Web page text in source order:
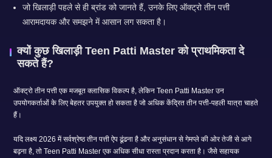
जो खिलाड़ी पहले से ही ब्रांड को जानते हैं, उनके लिए ऑक्ट्रो तीन पत्ती
आरामदायक और समझने में आसान लग सकता है।
क्यों कुछ खिलाड़ी Teen Patti Master को प्राथमिकता दे
सकते हैं?
ऑक्ट्रो तीन पत्ती एक मजबूत क्लासिक विकल्प है, लेकिन Teen Patti Master उन
उपयोगकर्ताओं के लिए बेहतर उपयुक्त हो सकता है जो अधिक केंद्रित तीन पत्ती-पहली यात्रा चाहते
हैं।
यदि लक्ष्य 2026 में सर्वश्रेष्ठ तीन पत्ती ऐप ढूंढना है और अनुसंधान से गेमप्ले की ओर तेजी से आगे
बढ़ना है, तो Teen Patti Master एक अधिक सीधा रास्ता प्रदान करता है। जैसे सहायक